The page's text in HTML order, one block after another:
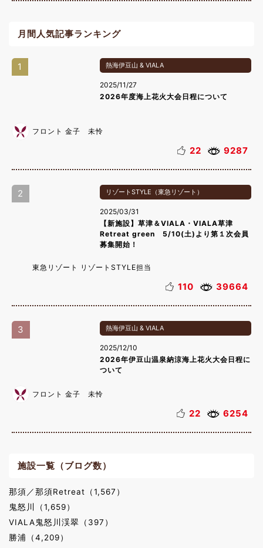
月間人気記事ランキング
1 熱海伊豆山 & VIALA
2025/11/27
2026年度海上花火大会日程について
フロント 金子 未怜
22 9287
2 リゾートSTYLE（東急リゾート）
2025/03/31
【新施設】草津＆VIALA・VIALA草津
Retreat green 5/10(土)より第１次会員
募集開始！
東急リゾート リゾートSTYLE担当
110 39664
3 熱海伊豆山 & VIALA
2025/12/10
2026年伊豆山温泉納涼海上花火大会日程に
ついて
フロント 金子 未怜
22 6254
施設一覧（ブログ数）
那須／那須Retreat（1,567）
鬼怒川（1,659）
VIALA鬼怒川渓翠（397）
勝浦（4,209）